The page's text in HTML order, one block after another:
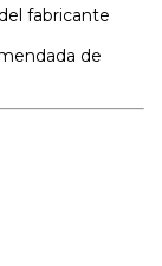
fabricante
de